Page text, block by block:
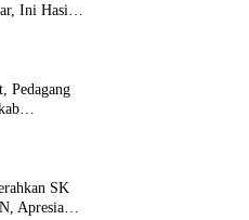
Ini Hasil
Pedagang
SK
Apresiasi